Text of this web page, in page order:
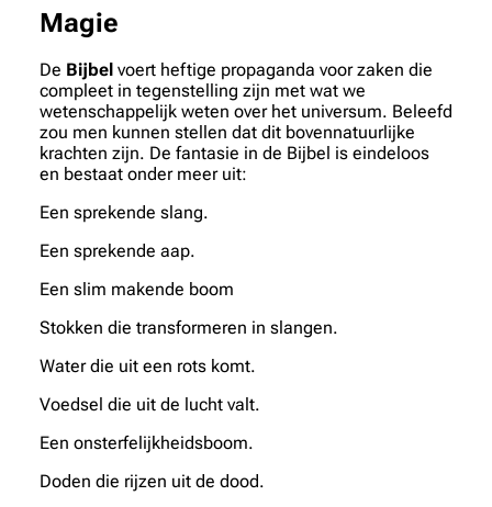
Magie
De Bijbel voert heftige propaganda voor zaken die
compleet in tegenstelling zijn met wat we
wetenschappelijk weten over het universum. Beleefd
zou men kunnen stellen dat dit bovennatuurlijke
krachten zijn. De fantasie in de Bijbel is eindeloos
en bestaat onder meer uit:
Een sprekende slang.
Een sprekende aap.
Een slim makende boom
Stokken die transformeren in slangen.
Water die uit een rots komt.
Voedsel die uit de lucht valt.
Een onsterfelijkheidsboom.
Doden die rijzen uit de dood.